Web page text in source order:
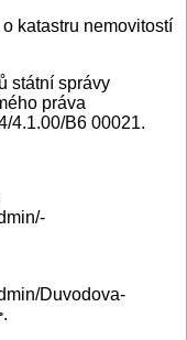
katastru nemovitostí
státní správy
práva
4.1.00/B6 00021.
Duvodova-